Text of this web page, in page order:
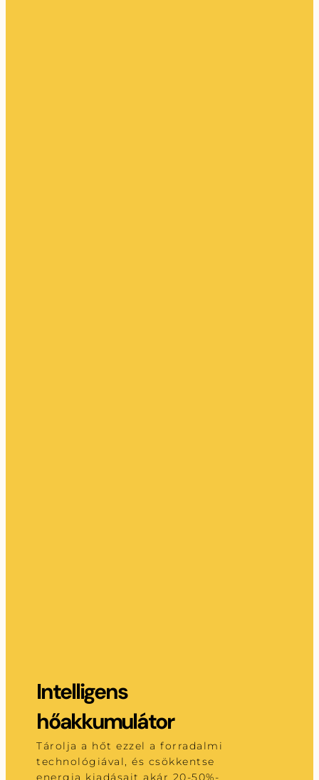
Intelligens
hőakkumulátor
Tárolja a hőt ezzel a forradalmi
technológiával, és csökkentse
energia kiadásait akár 20-50%-